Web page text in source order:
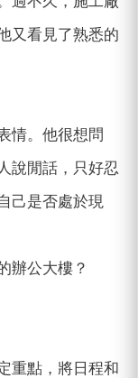
又看見了熟悉的
情。他很想問
說閒話，只好忍
己是否處於現
辦公大樓？
重點，將日程和